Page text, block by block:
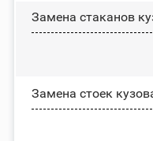
Замена стаканов
Замена стоек